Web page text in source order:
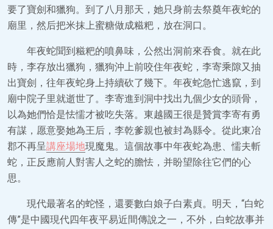
要了寶劍和獵狗。到了八月那天，她只身前去祭奠年夜蛇的
廟里，然后把米抹上蜜糖做成糍粑，放在洞口。
年夜蛇聞到糍粑的噴鼻味，公然出洞前來吞食。就在此
時，李存放出獵狗，獵狗沖上前咬住年夜蛇，李寄乘隙又抽
出寶劍，往年夜蛇身上持續砍了幾下。年夜蛇急忙逃竄，到
廟中院子里就逝世了。李寄進到洞中找出九個少女的頭骨，
以為她們恰是怯懦才被吃失落。東越國王很是贊賞李寄有勇
有謀，愿意娶她為王后，李乾爹親也被封為縣令。從此東冶
郡不再呈講座場地現魔鬼。這個故事中年夜蛇為患、懦夫斬
蛇，正反應前人對害人之蛇的膽怯，并盼望除往它們的心
思。
現代最著名的蛇怪，還要數白娘子白素貞。明天，“白蛇
傳”是中國現代四年夜平易近間傳說之一，不外，白蛇故事并